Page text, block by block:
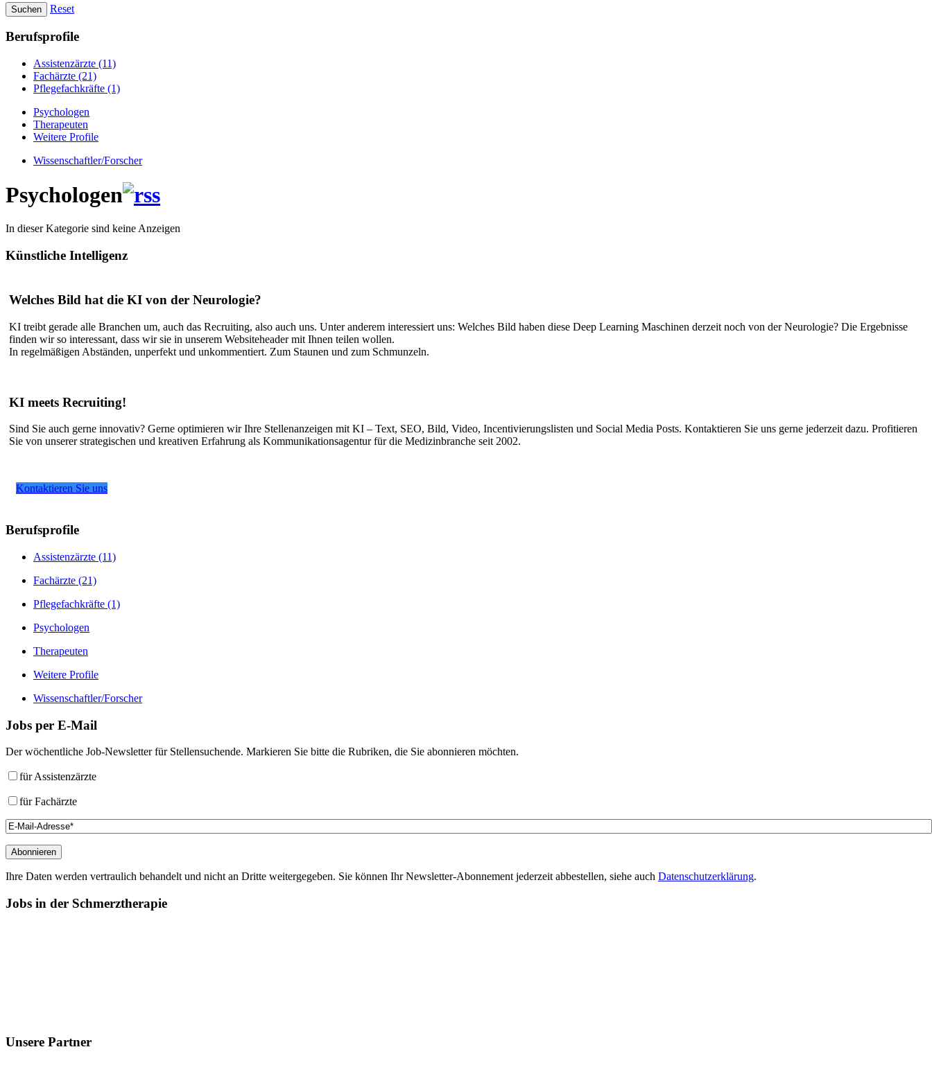
Suchen Reset
Berufsprofile
Assistenzärzte (11)
Fachärzte (21)
Pflegefachkräfte (1)
Psychologen
Therapeuten
Weitere Profile
Wissenschaftler/Forscher
Psychologen
In dieser Kategorie sind keine Anzeigen
Künstliche Intelligenz
Welches Bild hat die KI von der Neurologie?
KI treibt gerade alle Branchen um, auch das Recruiting, also auch uns. Unter anderem interessiert uns: Welches Bild haben diese Deep Learning Maschinen derzeit noch von der Neurologie? Die Ergebnisse
finden wir so interessant, dass wir sie in unserem Websiteheader mit Ihnen teilen wollen.
In regelmäßigen Abständen, unperfekt und unkommentiert. Zum Staunen und zum Schmunzeln.
KI meets Recruiting!
Sind Sie auch gerne innovativ? Gerne optimieren wir Ihre Stellenanzeigen mit KI – Text, SEO, Bild, Video, Incentivierungslisten und Social Media Posts. Kontaktieren Sie uns gerne jederzeit dazu. Profitieren
Sie von unserer strategischen und kreativen Erfahrung als Kommunikationsagentur für die Medizinbranche seit 2002.
Kontaktieren Sie uns
Berufsprofile
Assistenzärzte (11)
Fachärzte (21)
Pflegefachkräfte (1)
Psychologen
Therapeuten
Weitere Profile
Wissenschaftler/Forscher
Jobs per E-Mail
Der wöchentliche Job-Newsletter für Stellensuchende. Markieren Sie bitte die Rubriken, die Sie abonnieren möchten.
für Assistenzärzte
für Fachärzte
Ihre Daten werden vertraulich behandelt und nicht an Dritte weitergegeben. Sie können Ihr Newsletter-Abonnement jederzeit abbestellen, siehe auch Datenschutzerklärung.
Jobs in der Schmerztherapie
Unsere Partner